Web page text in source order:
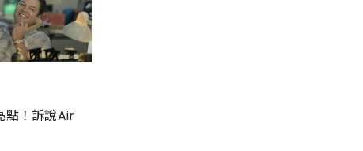
點！訴說Air